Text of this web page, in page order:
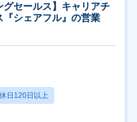
セールス】キャリアチ
『シェアフル』の営業
休日120日以上